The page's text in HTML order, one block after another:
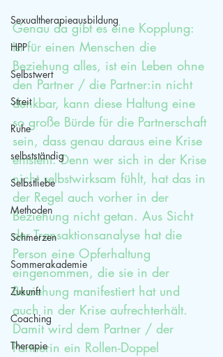
Sexualtherapieausbildung
HPP
Selbstwert
Streit
Ruhe
selbstständig
Selbstliebe
Methoden
Schmerzen
Sommerakademie
Zukunft
Coaching
Therapie
Genau da gibt es eine Kopplung:
Ist für einen Menschen die
Beziehung alles, ist ein Leben ohne
den Partner / die Partner:in nicht
denkbar, kann diese Haltung eine
so große Bürde für die Partnerschaft
sein, dass genau daraus eine Krise
entsteht. Denn wer sich in der Krise
nicht selbstwirksam fühlt, hat das in
der Regel auch vorher in der
Beziehung nicht getan. Aus Sicht
der Transaktionsanalyse hat die
Person eine Opferhaltung
eingenommen, die sie in der
Beziehung manifestiert hat und
auch in der Krise aufrechterhält.
Damit wird dem Partner / der
Partnerin ein Rollen-Doppel